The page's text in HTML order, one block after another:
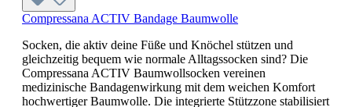
Compressana ACTIV Bandage Baumwolle
Socken, die aktiv deine Füße und Knöchel stützen und
gleichzeitig bequem wie normale Alltagssocken sind? Die
Compressana ACTIV Baumwollsocken vereinen
medizinische Bandagenwirkung mit dem weichen Komfort
hochwertiger Baumwolle. Die integrierte Stützzone stabilisiert